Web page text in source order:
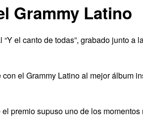
Grammy Latino
el canto de todas”, grabado junto a
el Grammy Latino al mejor álbum
premio supuso uno de los momentos